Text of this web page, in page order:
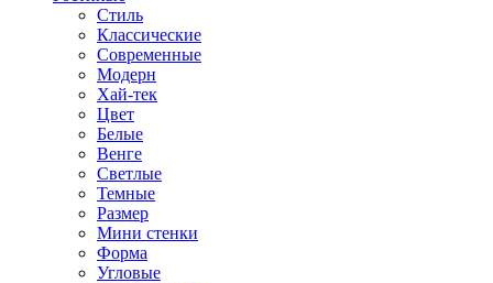
Стиль
Классические
Современные
Модерн
Хай-тек
Цвет
Белые
Венге
Светлые
Темные
Размер
Мини стенки
Форма
Угловые